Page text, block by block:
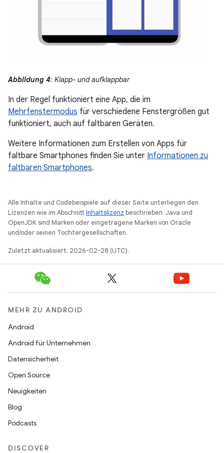
Abbildung 4: Klapp- und aufklappbar
In der Regel funktioniert eine App, die im
Mehrfenstermodus für verschiedene Fenstergrößen gut
funktioniert, auch auf faltbaren Geräten.
Weitere Informationen zum Erstellen von Apps für
faltbare Smartphones finden Sie unter Informationen zu
faltbaren Smartphones.
Alle Inhalte und Codebeispiele auf dieser Seite unterliegen den
Lizenzen wie im AbschnittInhaltslizenz beschrieben. Java und
OpenJDK sind Marken oder eingetragene Marken von Oracle
und/oder seinen Tochtergesellschaften.
Zuletzt aktualisiert: 2026-02-28 (UTC).
MEHR ZU ANDROID
Android
Android für Unternehmen
Datensicherheit
Open Source
Neuigkeiten
Blog
Podcasts
DISCOVER